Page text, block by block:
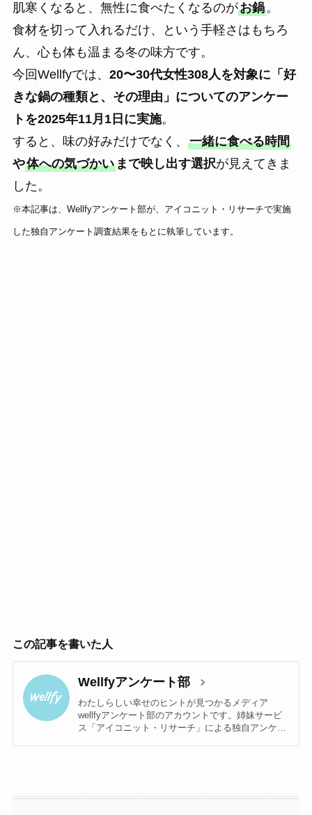
肌寒くなると、無性に食べたくなるのがお鍋。
食材を切って入れるだけ、という手軽さはもちろ
ん、心も体も温まる冬の味方です。
今回Wellfyでは、 20〜30代女性308人を対象に「好
きな鍋の種類と、その理由」についてのアンケー
トを2025年11月1日に実施。
すると、味の好みだけでなく、 一緒に食べる時間
や体への気づかいまで映し出す選択が見えてきま
した。
※本記事は、Wellfyアンケート部が、アイコニット・リサーチで実施
した独自アンケート調査結果をもとに執筆しています。
この記事を書いた人
Wellfyアンケート部
わたしらしい幸せのヒントが見つかるメディア
wellfyアンケート部のアカウントです。姉妹サービ
ス「アイコニット・リサーチ」による独自アンケー